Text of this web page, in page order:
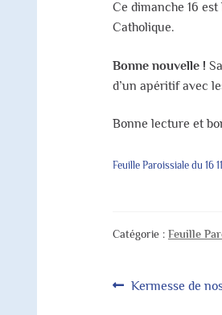
Ce dimanche 16
Catholique.
Bonne nouvelle !
d’un apéritif avec
Bonne lecture et
Feuille Paroissiale du 16
Catégorie :Feuille
Article
Kermesse de